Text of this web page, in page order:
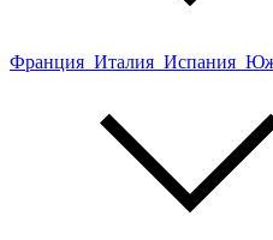
Франция Италия Испания